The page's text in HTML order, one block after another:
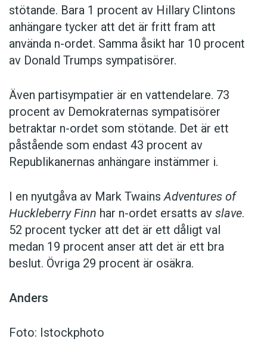
stötande. Bara 1 procent av Hillary Clintons
anhängare tycker att det är fritt fram att
använda n-ordet. Samma åsikt har 10 procent
av Donald Trumps sympatisörer.
Även partisympatier är en vattendelare. 73
procent av Demokraternas sympatisörer
betraktar n-ordet som stötande. Det är ett
påstående som endast 43 procent av
Republikanernas anhängare instämmer i.
I en nyutgåva av Mark TwainsAdventures of
Huckleberry Finn har n-ordet ersatts av slave.
52 procent tycker att det är ett dåligt val
medan 19 procent anser att det är ett bra
beslut. Övriga 29 procent är osäkra.
Anders
Foto: Istockphoto